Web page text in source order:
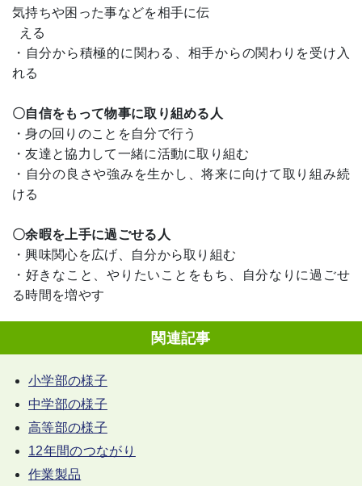
気持ちや困った事などを相手に伝
える
・自分から積極的に関わる、相手からの関わりを受け入
れる
〇自信をもって物事に取り組める人
・身の回りのことを自分で行う
・友達と協力して一緒に活動に取り組む
・自分の良さや強みを生かし、将来に向けて取り組み続
ける
〇余暇を上手に過ごせる人
・興味関心を広げ、自分から取り組む
・好きなこと、やりたいことをもち、自分なりに過ごせ
る時間を増やす
関連記事
小学部の様子
中学部の様子
高等部の様子
12年間のつながり
作業製品